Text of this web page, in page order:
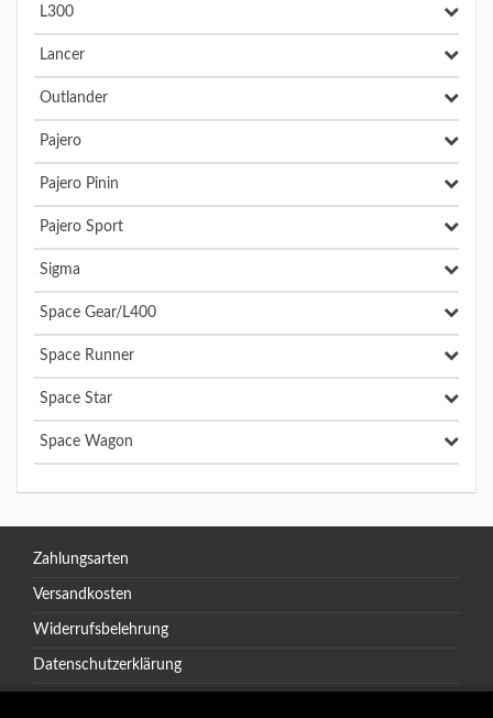
L300
Lancer
Outlander
Pajero
Pajero Pinin
Pajero Sport
Sigma
Space Gear/L400
Space Runner
Space Star
Space Wagon
Zahlungsarten
Versandkosten
Widerrufsbelehrung
Datenschutzerklärung